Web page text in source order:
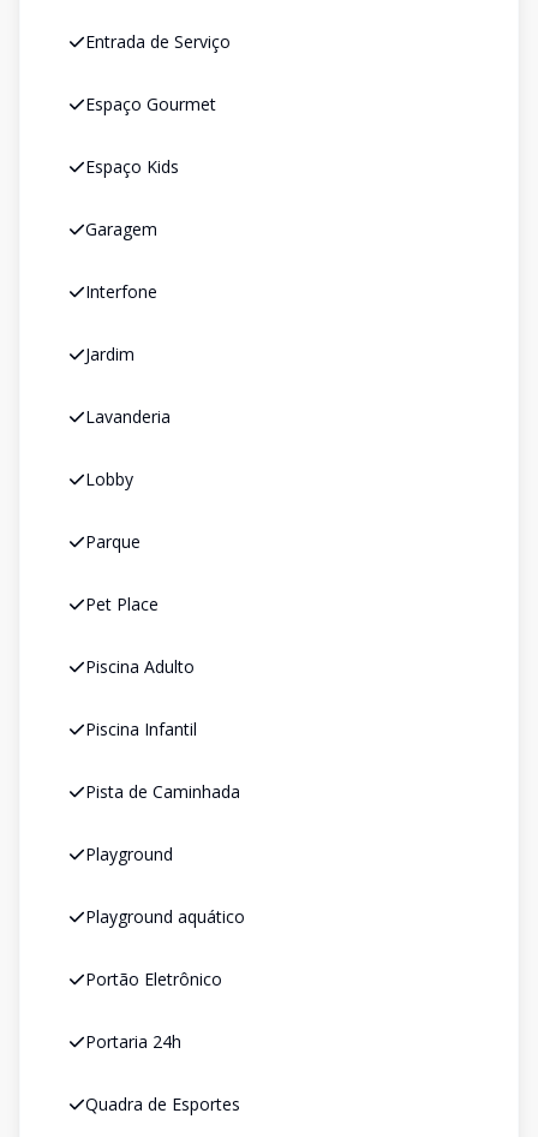
Entrada de Serviço
Espaço Gourmet
Espaço Kids
Garagem
Interfone
Jardim
Lavanderia
Lobby
Parque
Pet Place
Piscina Adulto
Piscina Infantil
Pista de Caminhada
Playground
Playground aquático
Portão Eletrônico
Portaria 24h
Quadra de Esportes